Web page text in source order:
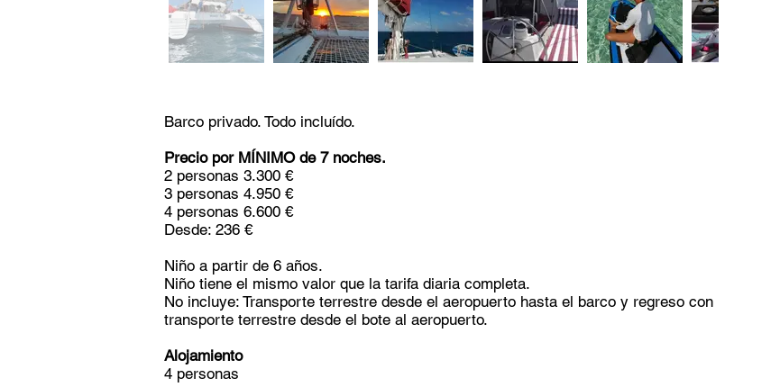
Barco privado. Todo incluído.
Precio por MÍNIMO de 7 noches.
2 personas 3.300 €
3 personas 4.950 €
4 personas 6.600 €
Desde: 236 €
Niño a partir de 6 años.
Niño tiene el mismo valor que la tarifa diaria completa.
No incluye: Transporte terrestre desde el aeropuerto hasta el barco y regreso con
transporte terrestre desde el bote al aeropuerto.
Alojamiento
4 personas